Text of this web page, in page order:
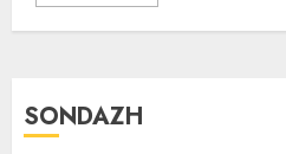
SONDAZH